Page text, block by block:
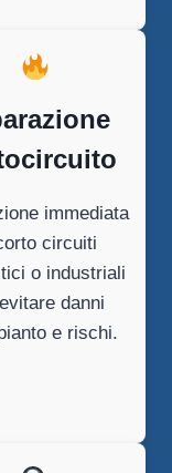
immediata
circuiti
o industriali
danni
e rischi.